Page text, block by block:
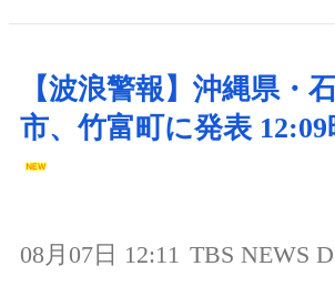
【波浪警報】沖縄県・
市、竹富町に発表 12:09
08月07日 12:11 TBS NEWS